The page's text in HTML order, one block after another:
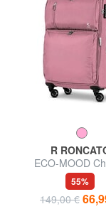
R
ECO-MOOD
extensible de taille
55%
149,00 €